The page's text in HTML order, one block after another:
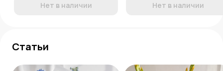
Нет в наличии Нет в наличии
Статьи